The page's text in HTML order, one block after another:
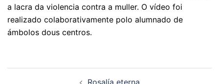
a lacra da violencia contra a muller. O vídeo foi
realizado colaborativamente polo alumnado de
ámbolos dous centros.